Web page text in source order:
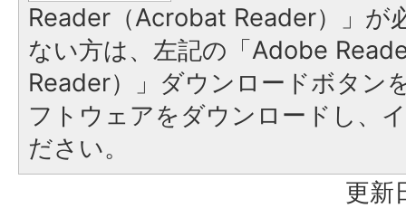
Reader（Acrobat Reader）」が
ない方は、左記の「Adobe
Reader）」ダウンロードボタン
フトウェアをダウンロードし、
ださい。
更新